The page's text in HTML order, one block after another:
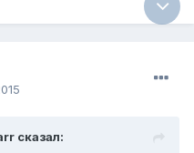
сказал: